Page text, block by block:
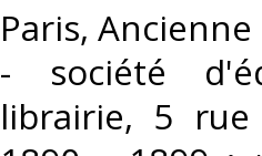
‎Paris,
- société
librairie, 5 rue